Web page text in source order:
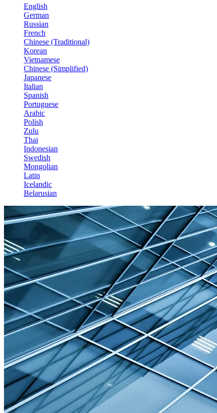
English
German
Russian
French
Chinese (Traditional)
Korean
Vietnamese
Chinese (Simplified)
Japanese
Italian
Spanish
Portuguese
Arabic
Polish
Zulu
Thai
Indonesian
Swedish
Mongolian
Latin
Icelandic
Belarusian